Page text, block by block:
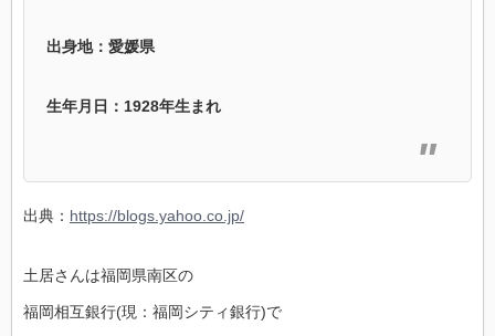
出身地：愛媛県
生年月日：1928年生まれ
出典： https://blogs.yahoo.co.jp/
土居さんは福岡県南区の
福岡相互銀行(現：福岡シティ銀行)で